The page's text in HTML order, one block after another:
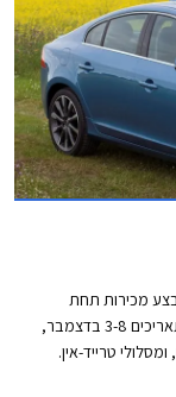
מכירות תחת
הכותרת V DAYS. במסגרת המבצע אשר יתקיים בין התאריכים 3-8 בדצמבר,
טרייד-אין.